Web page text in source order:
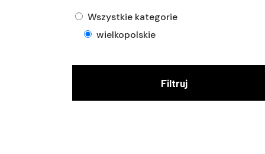
Wszystkie kategorie
wielkopolskie
Filtruj